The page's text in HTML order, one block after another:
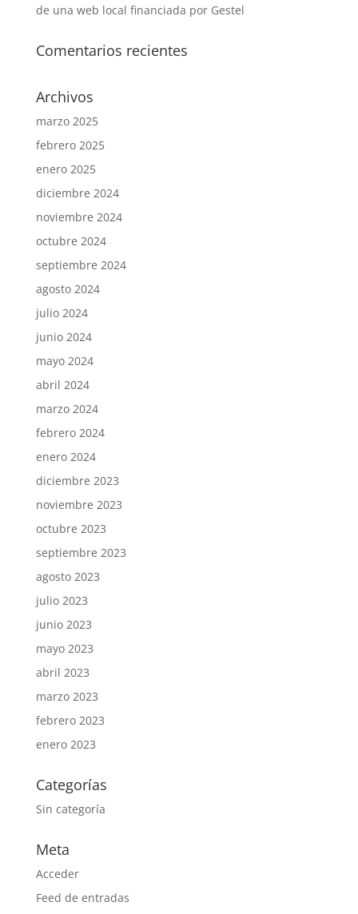
de una web local financiada por Gestel
Comentarios recientes
Archivos
marzo 2025
febrero 2025
enero 2025
diciembre 2024
noviembre 2024
octubre 2024
septiembre 2024
agosto 2024
julio 2024
junio 2024
mayo 2024
abril 2024
marzo 2024
febrero 2024
enero 2024
diciembre 2023
noviembre 2023
octubre 2023
septiembre 2023
agosto 2023
julio 2023
junio 2023
mayo 2023
abril 2023
marzo 2023
febrero 2023
enero 2023
Categorías
Sin categoría
Meta
Acceder
Feed de entradas